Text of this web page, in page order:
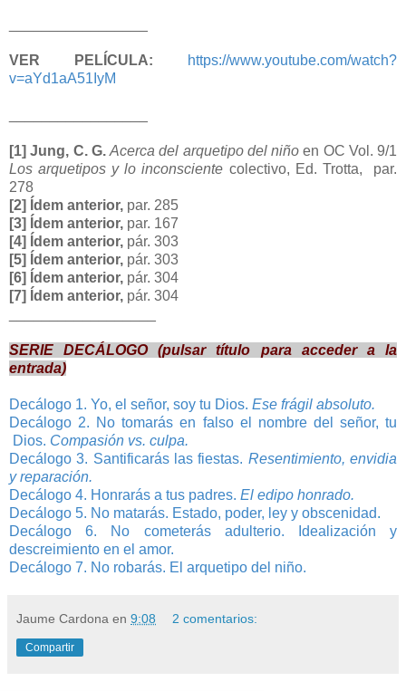
VER PELÍCULA:
https://www.youtube.com/watch?
v=aYd1aA51IyM
[1] Jung, C. G. Acerca del arquetipo del niño en OC Vol. 9/1
Los arquetipos y lo inconsciente colectivo, Ed. Trotta, par.
278
[2] Ídem anterior, par. 285
[3] Ídem anterior, par. 167
[4] Ídem anterior, pár. 303
[5] Ídem anterior, pár. 303
[6] Ídem anterior, pár. 304
[7] Ídem anterior, pár. 304
SERIE DECÁLOGO (pulsar título para acceder a la
entrada)
Decálogo 1. Yo, el señor, soy tu Dios. Ese frágil absoluto.
Decálogo 2. No tomarás en falso el nombre del señor, tu
Dios. Compasión vs. culpa.
Decálogo 3. Santificarás las fiestas. Resentimiento, envidia
y reparación.
Decálogo 4. Honrarás a tus padres. El edipo honrado.
Decálogo 5. No matarás. Estado, poder, ley y obscenidad.
Decálogo 6. No cometerás adulterio. Idealización y
descreimiento en el amor.
Decálogo 7. No robarás. El arquetipo del niño.
Jaume Cardona en 9:08 2 comentarios:
Compartir